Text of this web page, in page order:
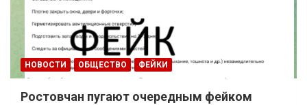
НОВОСТИ ОБЩЕСТВО ФЕЙКИ
Ростовчан пугают очередным фейком